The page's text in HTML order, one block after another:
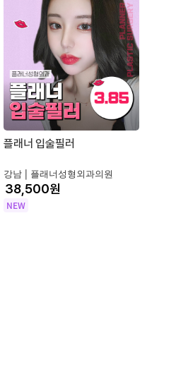
플래너 입술필러
강남 | 플래너성형외과의원
원
NEW